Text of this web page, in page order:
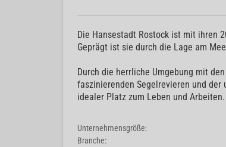
Die Hansestadt Rostock ist mit ihren
Geprägt ist sie durch die Lage am
Durch die herrliche Umgebung mit
faszinierenden Segelrevieren und
idealer Platz zum Leben und Arbeiten.
Unternehmensgröße:
Branche: